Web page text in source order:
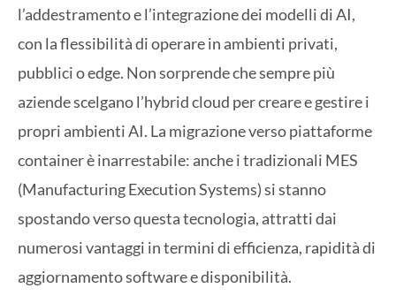
l’addestramento e l’integrazione dei modelli di AI,
con la flessibilità di operare in ambienti privati,
pubblici o edge. Non sorprende che sempre più
aziende scelgano l’hybrid cloud per creare e gestire i
propri ambienti AI. La migrazione verso piattaforme
container è inarrestabile: anche i tradizionali MES
(Manufacturing Execution Systems) si stanno
spostando verso questa tecnologia, attratti dai
numerosi vantaggi in termini di efficienza, rapidità di
aggiornamento software e disponibilità.